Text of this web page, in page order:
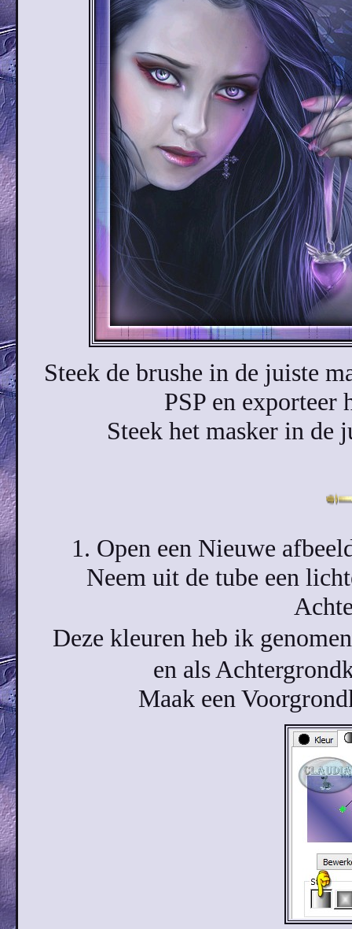
Steek de brushe in de juiste
PSP en exporteer
Steek het masker in de
1. Open een Nieuwe
Neem uit de tube een
Deze kleuren heb ik
en als
Maak een